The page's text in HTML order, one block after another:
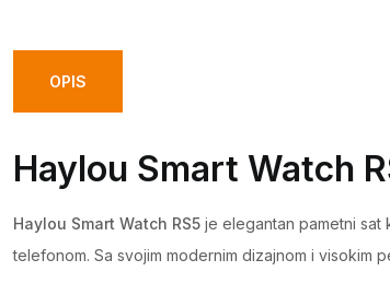
OPIS
Haylou Smart Watch
Haylou Smart Watch RS5 je elegantan pametni
telefonom. Sa svojim modernim dizajnom i visokim